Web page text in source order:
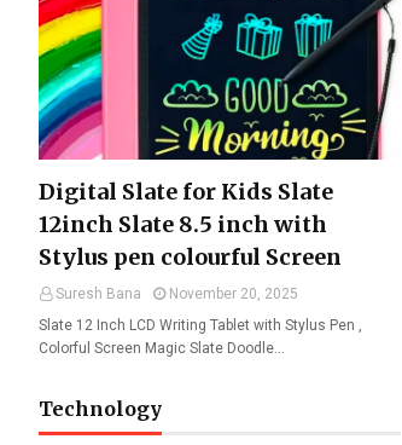
Digital Slate for Kids Slate
12inch Slate 8.5 inch with
Stylus pen colourful Screen
Suresh Bana
November 20, 2025
Slate 12 Inch LCD Writing Tablet with Stylus Pen ,
Colorful Screen Magic Slate Doodle…
Technology